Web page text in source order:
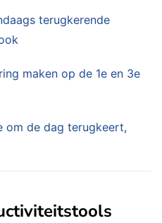
terugkerende
maken op de 1e en 3e
om de dag terugkeert,